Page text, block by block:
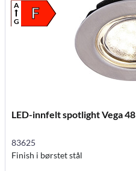
F
A
G
LED-innfelt spotlight Vega 48
83625
Finish i børstet stål